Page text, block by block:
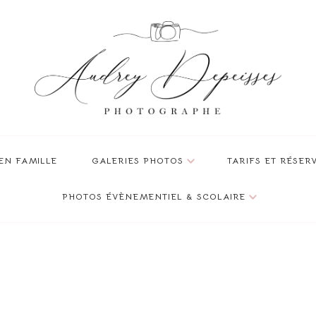
FAMILLE GALERIES PHOTOS TARIFS ET
PHOTOS ÉVÈNEMENTIEL & SCOLAIRE